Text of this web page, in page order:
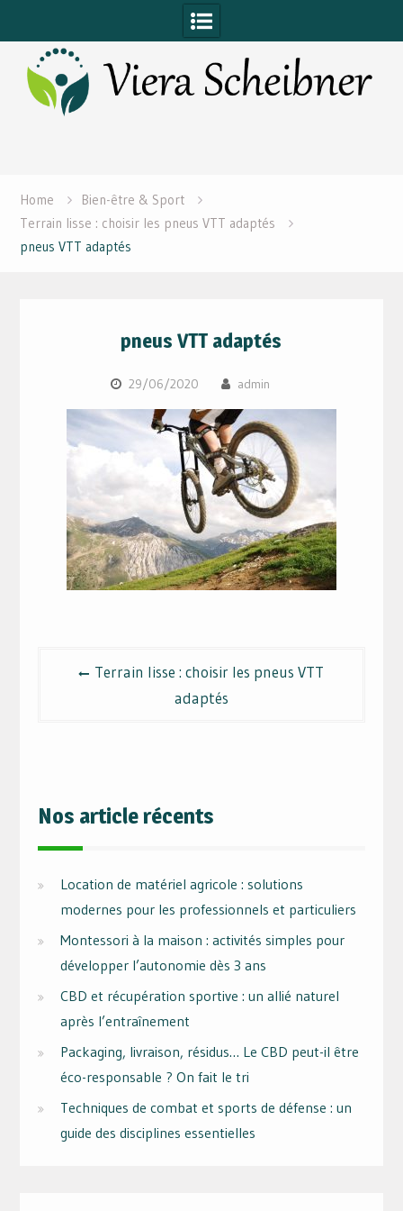
to
content
Home
Bien-être & Sport
Terrain lisse : choisir les pneus VTT adaptés
pneus VTT adaptés
pneus VTT adaptés
29/06/2020 admin
Terrain lisse : choisir les pneus VTT
adaptés
Nos article récents
Location de matériel agricole : solutions
modernes pour les professionnels et particuliers
Montessori à la maison : activités simples pour
développer l’autonomie dès 3 ans
CBD et récupération sportive : un allié naturel
après l’entraînement
Packaging, livraison, résidus… Le CBD peut-il être
éco-responsable ? On fait le tri
Techniques de combat et sports de défense : un
guide des disciplines essentielles